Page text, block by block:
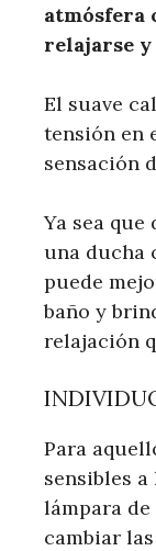
atmósfera
relajarse
El suave
tensión en
sensación
Ya sea
una ducha
puede
baño y
relajación
Para
sensibles
lámpara
cambiar